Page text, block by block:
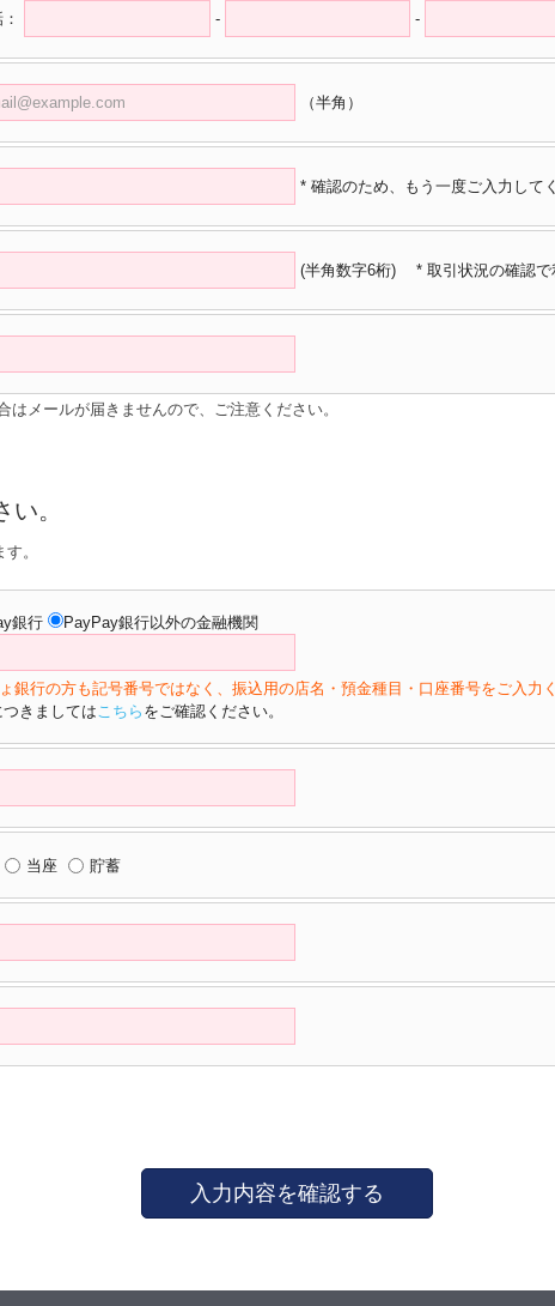
- -
（半角）
* 確認のため、もう一度ご入力して
(半角数字6桁) * 取引状況の確認で
メールが届きませんので、ご注意ください。
。
。
銀行 PayPay銀行以外の金融機関
銀行の方も記号番号ではなく、振込用の店名・預金種目・口座番号をご入力く
きましてはこちら をご確認ください。
当座 貯蓄
入力内容を確認する